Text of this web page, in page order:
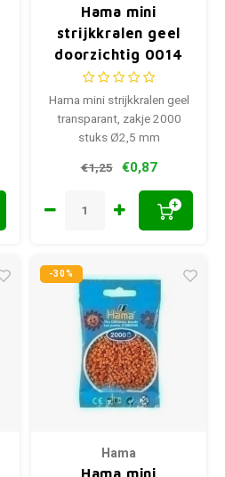
Hama mini
strijkkralen geel
doorzichtig 0014
Hama mini strijkkralen geel
transparant, zakje 2000
stuks Ø2,5 mm
€1,25 €0,87
+
-30%
Hama
Hama mini